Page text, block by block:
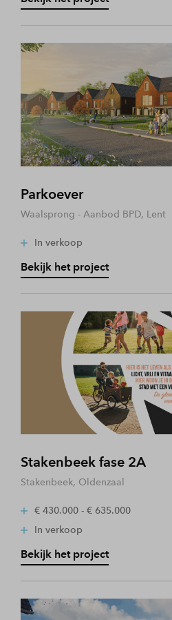
Parkoever
Waalsprong - Aanbod BPD, Lent
In verkoop
Bekijk het project
Stakenbeek fase 2A
Stakenbeek, Oldenzaal
€ 430.000 - € 635.000
In verkoop
Bekijk het project